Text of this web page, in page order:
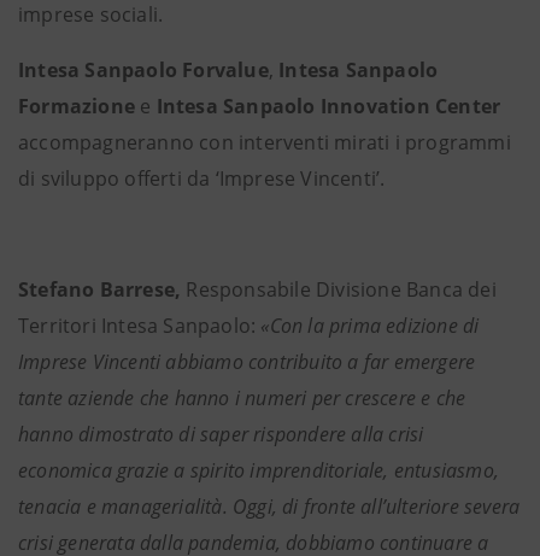
imprese sociali.
Intesa Sanpaolo Forvalue, Intesa Sanpaolo
Formazione e Intesa Sanpaolo Innovation Center
accompagneranno con interventi mirati i programmi
di sviluppo offerti da ‘Imprese Vincenti’.
Stefano Barrese, Responsabile Divisione Banca dei
Territori Intesa Sanpaolo: «Con la prima edizione di
Imprese Vincenti abbiamo contribuito a far emergere
tante aziende che hanno i numeri per crescere e che
hanno dimostrato di saper rispondere alla crisi
economica grazie a spirito imprenditoriale, entusiasmo,
tenacia e managerialità. Oggi, di fronte all’ulteriore severa
crisi generata dalla pandemia, dobbiamo continuare a